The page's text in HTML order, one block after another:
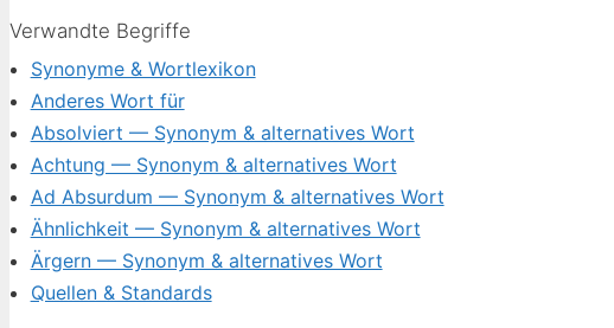
Verwandte Begriffe
Synonyme & Wortlexikon
Anderes Wort für
Absolviert — Synonym & alternatives Wort
Achtung — Synonym & alternatives Wort
Ad Absurdum — Synonym & alternatives Wort
Ähnlichkeit — Synonym & alternatives Wort
Ärgern — Synonym & alternatives Wort
Quellen & Standards